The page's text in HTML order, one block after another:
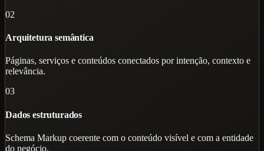
02
Arquitetura semântica
Páginas, serviços e conteúdos conectados por intenção, contexto e
relevância.
03
Dados estruturados
Schema Markup coerente com o conteúdo visível e com a entidade
do negócio.